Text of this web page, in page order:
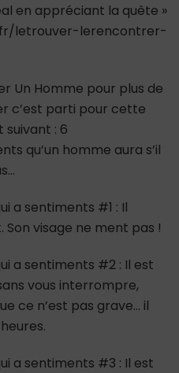
en appréciant la quête »
letrouver-lerencontrer-
Un Homme pour plus de
c’est parti pour cette
suivant : 6
qu’un homme aura s’il
a sentiments #1 : Il
Son visage ne ment pas !
a sentiments #2 : Il est
vous interrompre,
ce n’est pas grave… il
a sentiments #3 : Il est